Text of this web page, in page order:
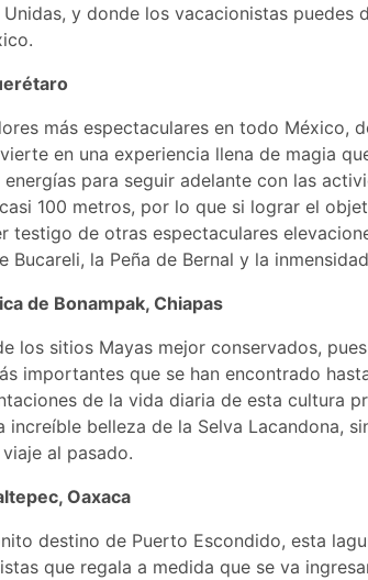
y donde los vacacionistas
más espectaculares en todo México,
en una experiencia llena de magia
energías para seguir adelante con las
100 metros, por lo que si lograr el
testigo de otras espectaculares
Bucareli, la Peña de Bernal y la
de Bonampak, Chiapas
los sitios Mayas mejor conservados,
importantes que se han encontrado
de la vida diaria de esta cultura
increíble belleza de la Selva Lacandona,
al pasado.
Oaxaca
destino de Puerto Escondido, esta
que regala a medida que se va